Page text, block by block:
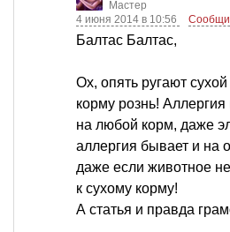
Мастер
4 июня 2014 в 10:56
Балтас Балтас,
Ох, опять ругают
корму рознь!
на любой корм, даже
аллергия бывает и на
даже если животное
к сухому корму!
А статья и правда